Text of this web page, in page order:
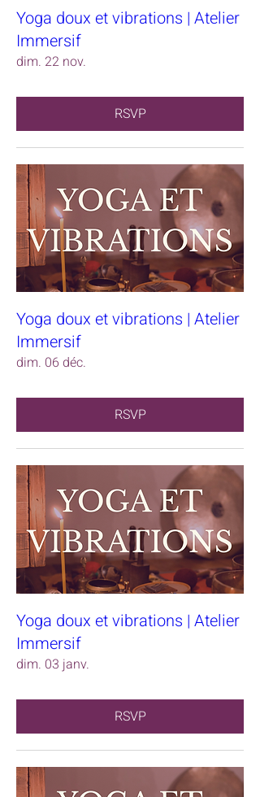
Yoga doux et vibrations | Atelier
Immersif
dim. 22 nov.
RSVP
Yoga doux et vibrations | Atelier
Immersif
dim. 06 déc.
RSVP
Yoga doux et vibrations | Atelier
Immersif
dim. 03 janv.
RSVP